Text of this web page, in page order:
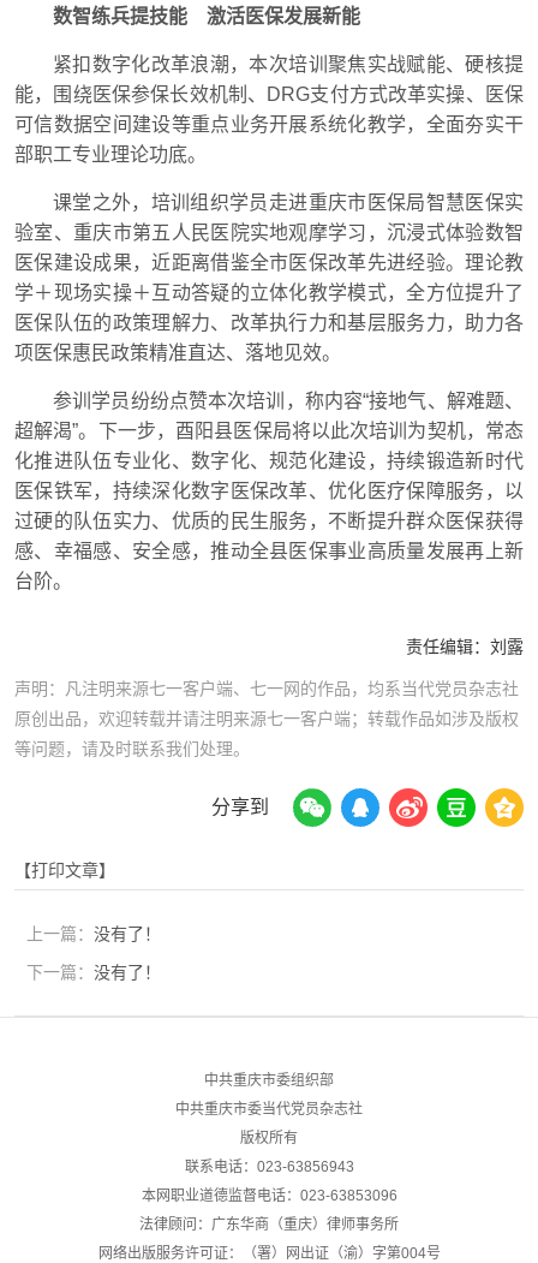
数智练兵提技能 激活医保发展新能
紧扣数字化改革浪潮，本次培训聚焦实战赋能、硬核提
能，围绕医保参保长效机制、DRG支付方式改革实操、医保
可信数据空间建设等重点业务开展系统化教学，全面夯实干
部职工专业理论功底。
课堂之外，培训组织学员走进重庆市医保局智慧医保实
验室、重庆市第五人民医院实地观摩学习，沉浸式体验数智
医保建设成果，近距离借鉴全市医保改革先进经验。理论教
学＋现场实操＋互动答疑的立体化教学模式，全方位提升了
医保队伍的政策理解力、改革执行力和基层服务力，助力各
项医保惠民政策精准直达、落地见效。
参训学员纷纷点赞本次培训，称内容“接地气、解难题、
超解渴”。下一步，酉阳县医保局将以此次培训为契机，常态
化推进队伍专业化、数字化、规范化建设，持续锻造新时代
医保铁军，持续深化数字医保改革、优化医疗保障服务，以
过硬的队伍实力、优质的民生服务，不断提升群众医保获得
感、幸福感、安全感，推动全县医保事业高质量发展再上新
台阶。
责任编辑： 刘露
声明：凡注明来源七一客户端、七一网的作品，均系当代党员杂志社
原创出品，欢迎转载并请注明来源七一客户端；转载作品如涉及版权
等问题，请及时联系我们处理。
分享到
【打印文章】
上一篇： 没有了！
下一篇： 没有了！
中共重庆市委组织部
中共重庆市委当代党员杂志社
版权所有
联系电话：023-63856943
本网职业道德监督电话：023-63853096
法律顾问：广东华商（重庆）律师事务所
网络出版服务许可证：（署）网出证（渝）字第004号